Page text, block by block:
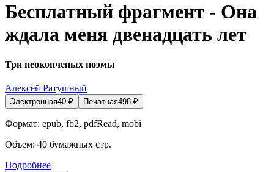
Бесплатный фрагмент - Она
ждала меня двенадцать лет
Три неоконченых поэмы
Алексей Ратушный
Электронная40 ₽ Печатная498 ₽
Формат: epub, fb2, pdfRead, mobi
Объем: 40 бумажных стр.
Подробнее